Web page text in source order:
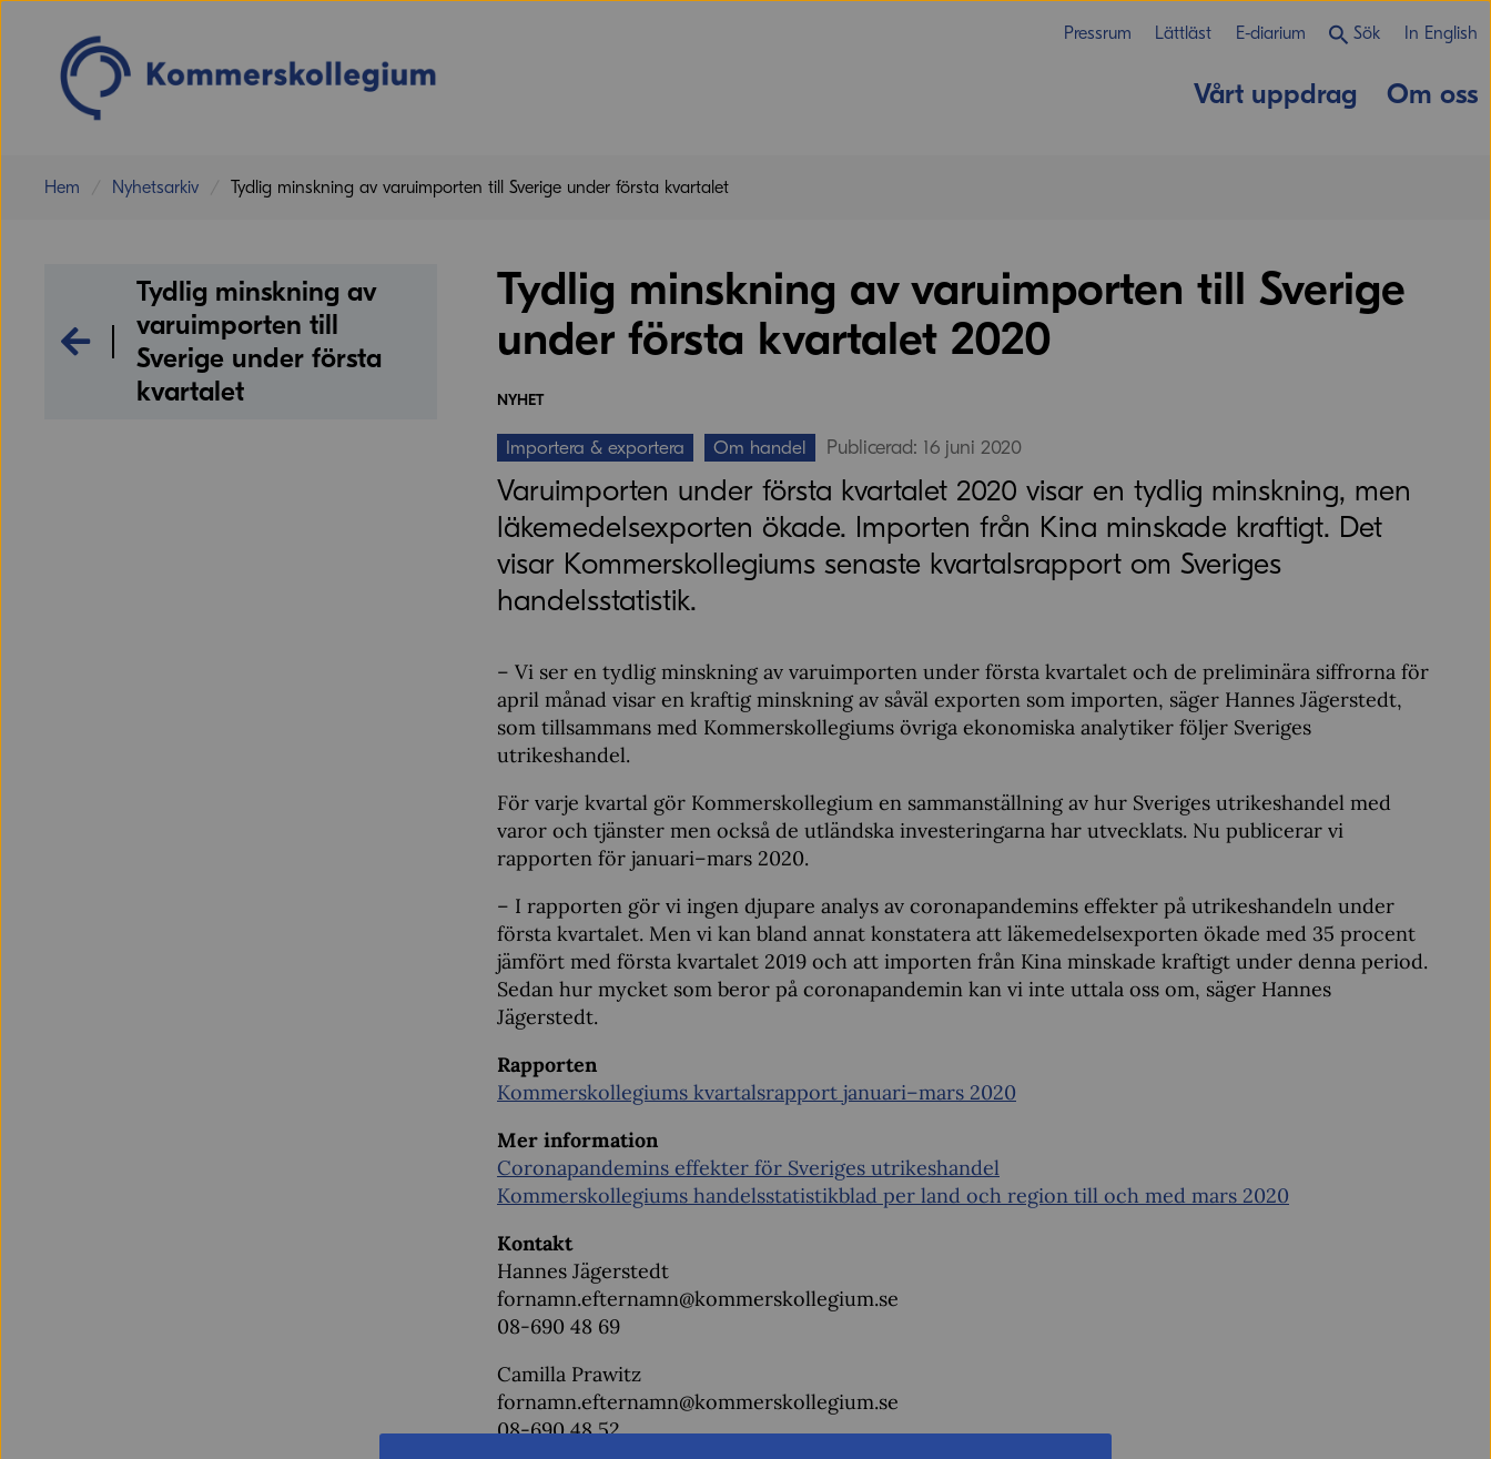
Pressrum Lättläst E-diarium Sök In English
Vårt uppdrag Om oss
Hem Nyhetsarkiv Tydlig minskning av varuimporten till Sverige under första kvartalet
Nyhetsarkiv
Tydlig minskning av
varuimporten till
Sverige under första
kvartalet
Tydlig minskning av varuimporten till Sverige
under första kvartalet 2020
NYHET
Importera & exportera Om handel Publicerad: 16 juni 2020
Varuimporten under första kvartalet 2020 visar en tydlig minskning, men
läkemedelsexporten ökade. Importen från Kina minskade kraftigt. Det
visar Kommerskollegiums senaste kvartalsrapport om Sveriges
handelsstatistik.
– Vi ser en tydlig minskning av varuimporten under första kvartalet och de preliminära siffrorna för
april månad visar en kraftig minskning av såväl exporten som importen, säger Hannes Jägerstedt,
som tillsammans med Kommerskollegiums övriga ekonomiska analytiker följer Sveriges
utrikeshandel.
För varje kvartal gör Kommerskollegium en sammanställning av hur Sveriges utrikeshandel med
varor och tjänster men också de utländska investeringarna har utvecklats. Nu publicerar vi
rapporten för januari–mars 2020.
– I rapporten gör vi ingen djupare analys av coronapandemins effekter på utrikeshandeln under
första kvartalet. Men vi kan bland annat konstatera att läkemedelsexporten ökade med 35 procent
jämfört med första kvartalet 2019 och att importen från Kina minskade kraftigt under denna period.
Sedan hur mycket som beror på coronapandemin kan vi inte uttala oss om, säger Hannes
Jägerstedt.
Rapporten
Kommerskollegiums kvartalsrapport januari–mars 2020
Mer information
Coronapandemins effekter för Sveriges utrikeshandel
Kommerskollegiums handelsstatistikblad per land och region till och med mars 2020
Kontakt
Hannes Jägerstedt
fornamn.efternamn@kommerskollegium.se
08-690 48 69
Camilla Prawitz
fornamn.efternamn@kommerskollegium.se
08-690 48 52